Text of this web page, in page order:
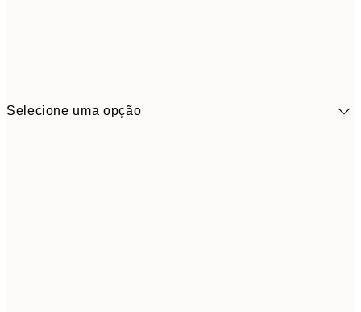
Selecione uma opção